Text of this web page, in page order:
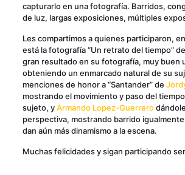
capturarlo en una fotografía. Barridos,
de luz, largas exposiciones, múltiples
Les compartimos a quienes participaron,
está la fotografía “Un retrato del tiempo” de
gran resultado en su fotografía, muy buen
obteniendo un enmarcado natural de su
menciones de honor a “Santander” de
mostrando el movimiento y paso del
sujeto, yArmando Lopez-Guerrero
perspectiva, mostrando barrido
dan aún más dinamismo a la escena.
Muchas felicidades y sigan participando